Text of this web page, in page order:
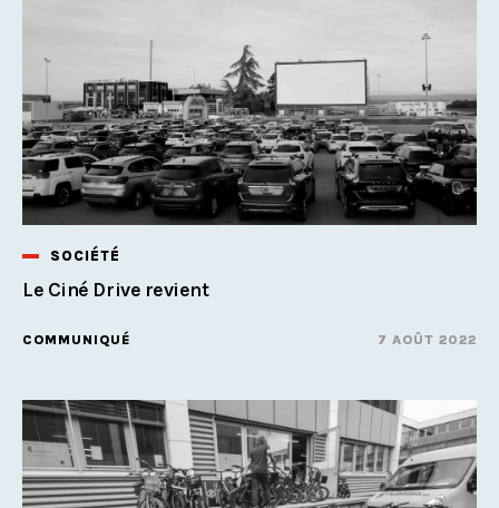
SOCIÉTÉ
Le Ciné Drive revient
COMMUNIQUÉ 7 AOÛT 2022